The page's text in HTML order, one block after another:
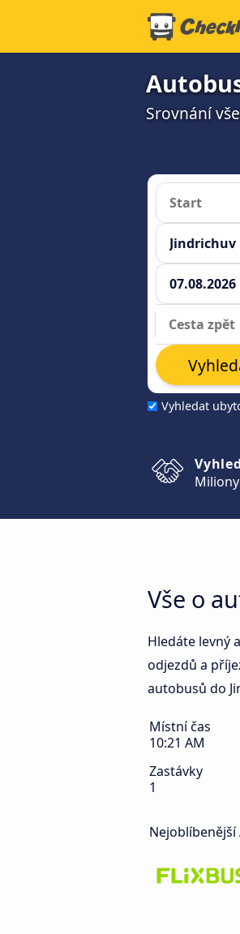
Srovnání
Vyhledat
Vše o
Hledáte levný
odjezdů a
autobusů do
Místní čas
10:21 AM
Zastávky
1